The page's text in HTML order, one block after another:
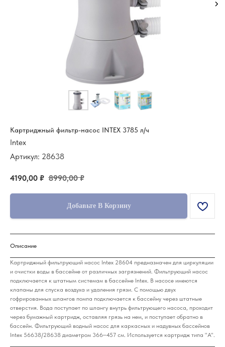
Картриджный фильтр-насос INTEX 3785 л/ч
Intex
Артикул: 28638
4190,00 ₽ 8990,00 ₽
Добавьте В Корзину
Описание
Картриджный фильтрующий насос Intex 28604 предназначен для циркуляции
и очистки воды в бассейне от различных загрязнений. Фильтрующий насос
подключается к штатным системам в бассейне Intex. В насосе имеются
клапаны для спуска воздуха и удаления грязи. С помощью двух
гофрированных шлангов помпа подключается к бассейну через штатные
отверстия. Вода поступает по шлангу внутрь фильтрующего насоса, проходит
через бумажный картридж, оставляя грязь на нем, и поступает обратно в
бассейн. Фильтрующий водный насос для каркасных и надувных бассейнов
Intex 56638/28638 диаметром 366‒457 см. Используется картридж типа "A".